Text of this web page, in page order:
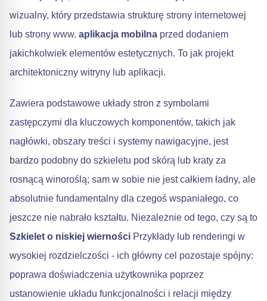
wizualny, który przedstawia strukturę strony internetowej
lub strony www. aplikacja mobilna przed dodaniem
jakichkolwiek elementów estetycznych. To jak projekt
architektoniczny witryny lub aplikacji.
Zawiera podstawowe układy stron z symbolami
zastępczymi dla kluczowych komponentów, takich jak
nagłówki, obszary treści i systemy nawigacyjne, jest
bardzo podobny do szkieletu pod skórą lub kraty za
rosnącą winoroślą; sam w sobie nie jest całkiem ładny, ale
absolutnie fundamentalny dla czegoś wspaniałego, co
jeszcze nie nabrało kształtu. Niezależnie od tego, czy są to
Szkielet o niskiej wierności Przykłady lub renderingi w
wysokiej rozdzielczości - ich główny cel pozostaje spójny:
poprawa doświadczenia użytkownika poprzez
ustanowienie układu funkcjonalności i relacji między